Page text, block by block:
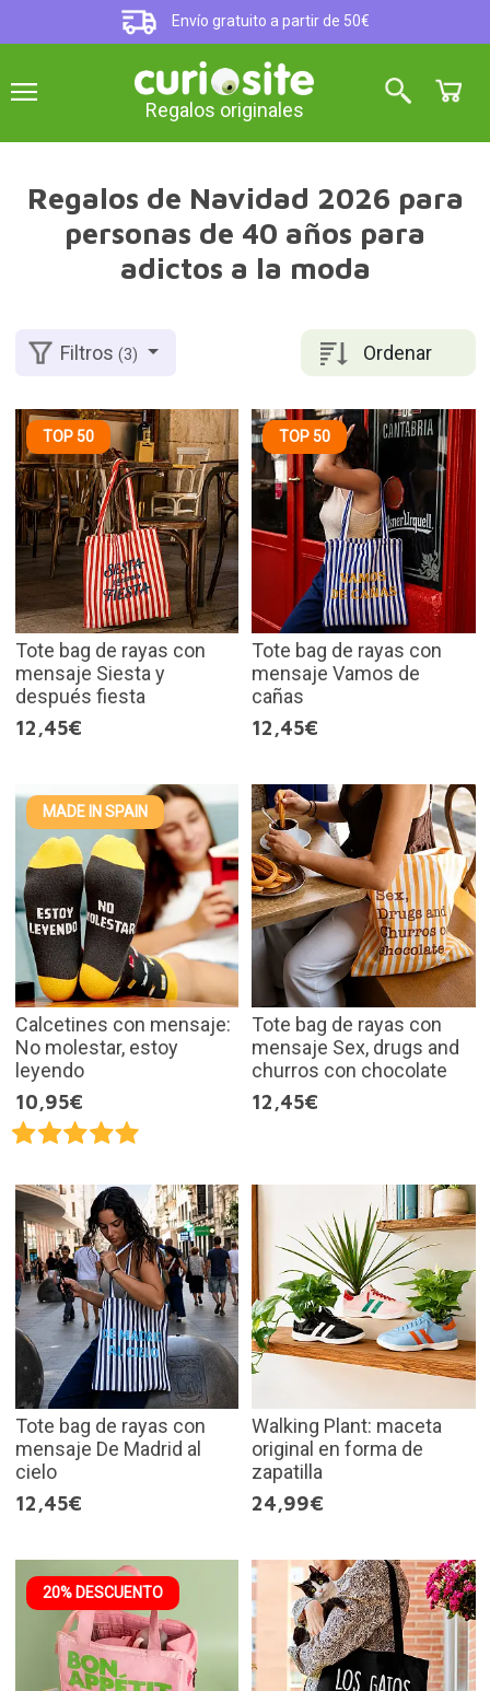
Envío gratuito a partir de 50€
Regalos originales
Regalos de Navidad 2026 para
personas de 40 años para
adictos a la moda
Ordenar
Filtros(3)
TOP 50
Tote bag de rayas con
mensaje Siesta y
después fiesta
12,45€
TOP 50
Tote bag de rayas con
mensaje Vamos de
cañas
12,45€
MADE IN SPAIN
Calcetines con mensaje:
No molestar, estoy
leyendo
10,95€
Tote bag de rayas con
mensaje Sex, drugs and
churros con chocolate
12,45€
Tote bag de rayas con
mensaje De Madrid al
cielo
12,45€
Walking Plant: maceta
original en forma de
zapatilla
24,99€
20% DESCUENTO